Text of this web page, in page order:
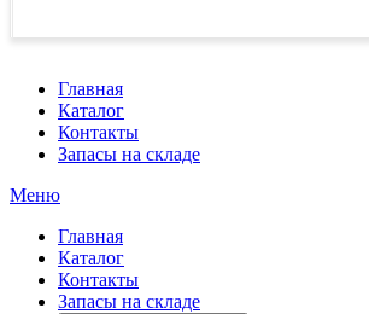
Главная
Каталог
Контакты
Запасы на складе
Меню
Главная
Каталог
Контакты
Запасы на складе